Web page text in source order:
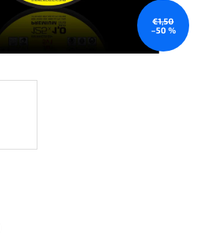
€1,50
–50 %